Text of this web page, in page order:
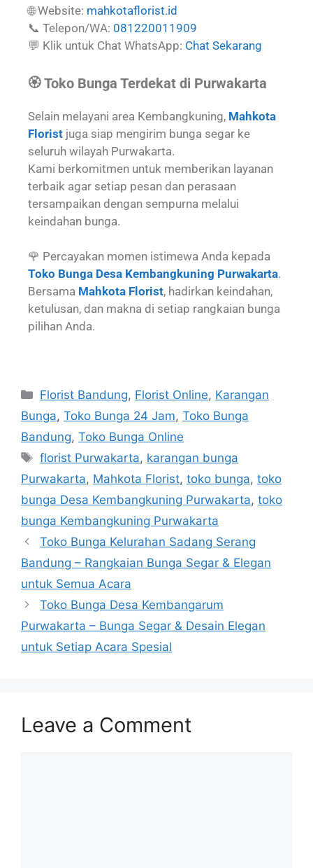
🌐 Website: mahkotaflorist.id
📞 Telepon/WA: 081220011909
💬 Klik untuk Chat WhatsApp: Chat Sekarang
🏵️ Toko Bunga Terdekat di Purwakarta
Selain melayani area Kembangkuning, Mahkota
Florist juga siap mengirim bunga segar ke
seluruh wilayah Purwakarta.
Kami berkomitmen untuk memberikan layanan
terbaik agar setiap pesan dan perasaan
tersampaikan dengan sempurna melalui
keindahan bunga.
🌹 Percayakan momen istimewa Anda kepada
Toko Bunga Desa Kembangkuning Purwakarta.
Bersama Mahkota Florist, hadirkan keindahan,
ketulusan, dan makna di setiap rangkaian bunga
pilihan Anda.
Florist Bandung, Florist Online, Karangan
Bunga, Toko Bunga 24 Jam, Toko Bunga
Bandung, Toko Bunga Online
florist Purwakarta, karangan bunga
Purwakarta, Mahkota Florist, toko bunga, toko
bunga Desa Kembangkuning Purwakarta, toko
bunga Kembangkuning Purwakarta
Toko Bunga Kelurahan Sadang Serang
Bandung – Rangkaian Bunga Segar & Elegan
untuk Semua Acara
Toko Bunga Desa Kembangarum
Purwakarta – Bunga Segar & Desain Elegan
untuk Setiap Acara Spesial
Leave a Comment